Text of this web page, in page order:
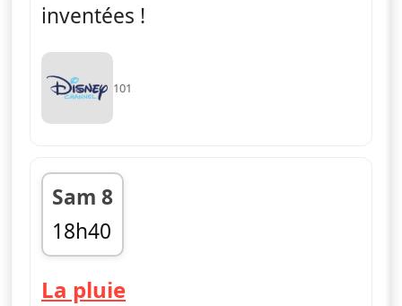
inventées !
101
Sam 8
18h40
fin 18h45
La pluie— Bluey